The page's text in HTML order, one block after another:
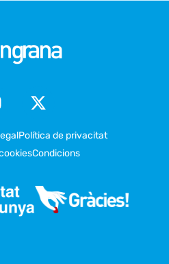
Política de privacitat
Condicions